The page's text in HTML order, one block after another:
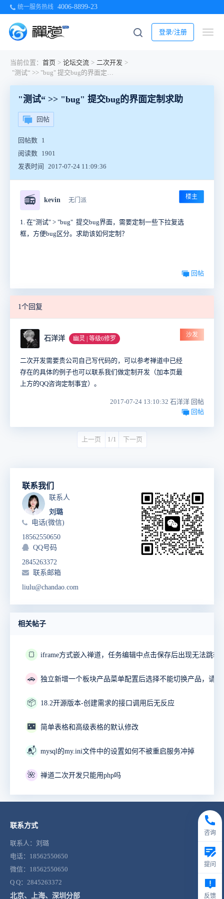
统一服务热线 4006-8899-23
登录/注册
当前位置： 首页 > 论坛交流 > 二次开发 >
"测试“ >> "bug" 提交bug的界面定制求助
"测试“ >> "bug" 提交bug的界面定制求助
回帖
回帖数 1
阅读数 1901
发表时间
2017-07-24 11:09:36
📻 kevin 无门派 楼主
1. 在"测试" > "bug" 提交bug界面，需要定制一些下拉复选
框，方便bug区分。求助该如何定制？
回帖
1个回复
石洋洋 幽灵 | 等级6修罗
沙发
二次开发需要贵公司自己写代码的，可以参考禅道中已经
存在的具体的例子也可以联系我们做定制开发（加本页最
上方的QQ咨询定制事宜）。
2017-07-24 13:10:32 石洋洋 回帖
回帖
上一页 1/1 下一页
联系我们
联系人
刘璐
电话(微信)
18562550650
QQ号码
2845263372
联系邮箱
liulu@chandao.com
相关帖子
🍞 iframe方式嵌入禅道，任务编辑中点击保存后出现无法跳转
🚗
📦 18.2开源版本-创建需求的接口调用后无反应
🌃 简单表格和高级表格的默认修改
📬 mysql的my.ini文件中的设置如何不被重启服务冲掉
🌺 禅道二次开发只能用php吗
联系方式
联系人：刘璐
电话：18562550650
微信：18562550650
Q Q：2845263372
北京、上海、深圳分部
咨询
提问
反馈